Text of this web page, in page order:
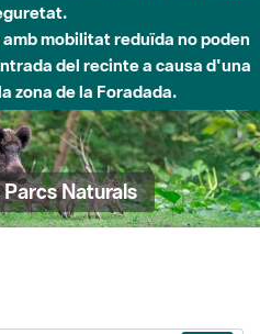
mobilitat reduïda no poden
del recinte a causa d'una
zona de la Foradada.
Naturals